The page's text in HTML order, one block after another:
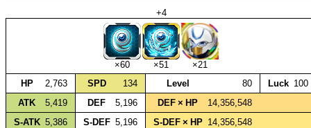
+4
×60 ×51
×21
HP
2,763 SPD 134 Level 80 Luck 100
ATK
5,419 DEF 5,196 DEF × HP
14,356,548
S‑ATK 5,386 S‑DEF 5,196 S‑DEF × HP 14,356,548